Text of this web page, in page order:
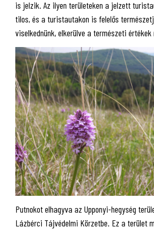
is jelzik. Az ilyen területeken a jelzett
tilos, és a turistautakon is felelős
viselkednünk, elkerülve a természeti
Putnokot elhagyva az Upponyi-hegység
Lázbérci Tájvédelmi Körzetbe. Ez a terület